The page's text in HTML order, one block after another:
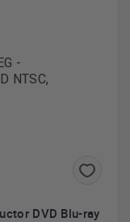
DVD Blu-ray